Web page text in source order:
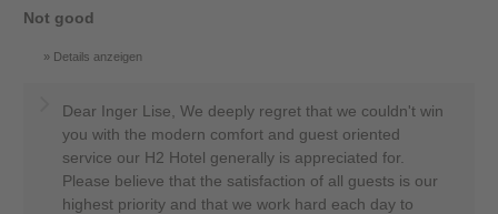
Not good
Details anzeigen
Dear Inger Lise, We deeply regret that we couldn't win
you with the modern comfort and guest oriented
service our H2 Hotel generally is appreciated for.
Please believe that the satisfaction of all guests is our
highest priority and that we work hard each day to